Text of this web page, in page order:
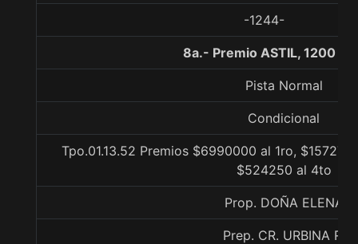
-1244-
8a.- Premio ASTIL, 1200
Pista Normal
Condicional
Tpo.01.13.52 Premios $6990000 al 1ro,
$524250 al 4to
Prop. DOÑA ELENA
Prep. CR. URBINA R.